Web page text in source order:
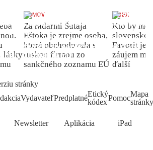
lásky
DOMOV
Za radarmi Šutaja
Eštoka je zrejme osoba,
ktorá obchodovala s
ruskou firmou zo
sankčného zoznamu EÚ
INDEX
Kto by
slovenské
Favorit je
záujem
ďalší
stránky
VydavateľPredplatnéEtický
kódexPomocMapa
stránky
Newsletter Aplikácia iPad